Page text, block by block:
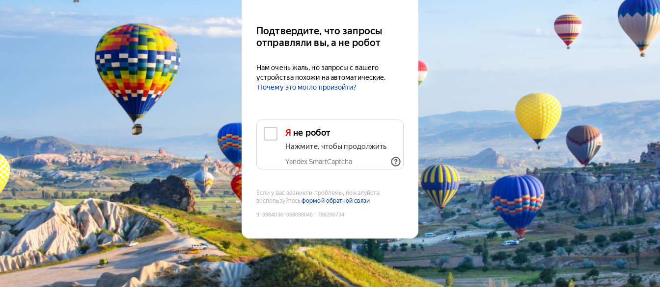
Подтвердите, что запросы
отправляли вы, а не робот
Нам очень жаль, но запросы с вашего
устройства похожи на автоматические.
Почему это могло произойти?
Я не робот
Нажмите, чтобы продолжить
Yandex SmartCaptcha
Если у вас возникли проблемы, пожалуйста,
воспользуйтесьформой обратной связи
9189840361068098045:1786206734